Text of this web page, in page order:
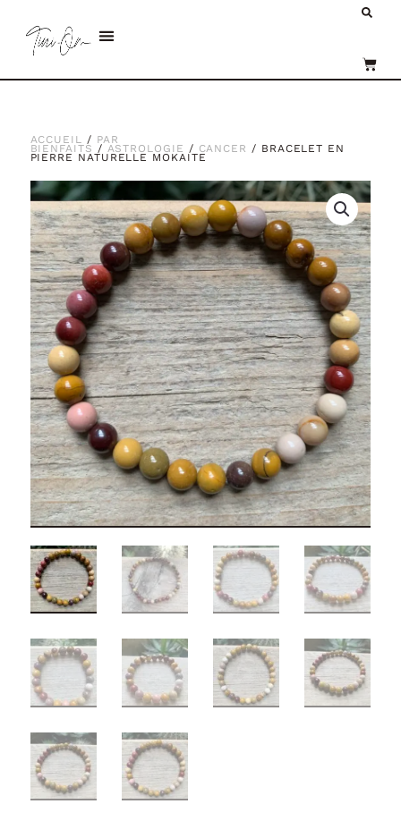
contenu
Menu
ACCUEIL / PAR
BIENFAITS / ASTROLOGIE / CANCER / BRACELET EN
PIERRE NATURELLE MOKAITE